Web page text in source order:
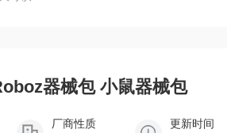
器械包 小鼠器械包
厂商性质
更新时间